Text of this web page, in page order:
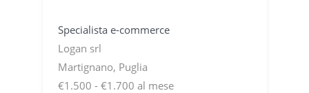
Specialista e-commerce
Logan srl
Martignano, Puglia
€1.500 - €1.700 al mese